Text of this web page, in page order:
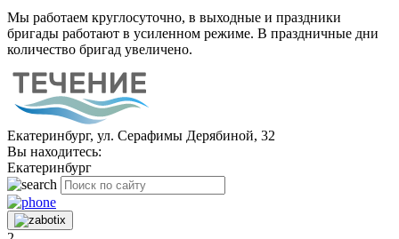
Мы работаем круглосуточно, в выходные и праздники
бригады работают в усиленном режиме. В праздничные дни
количество бригад увеличено.
Екатеринбург, ул. Серафимы Дерябиной, 32
Вы находитесь:
Екатеринбург